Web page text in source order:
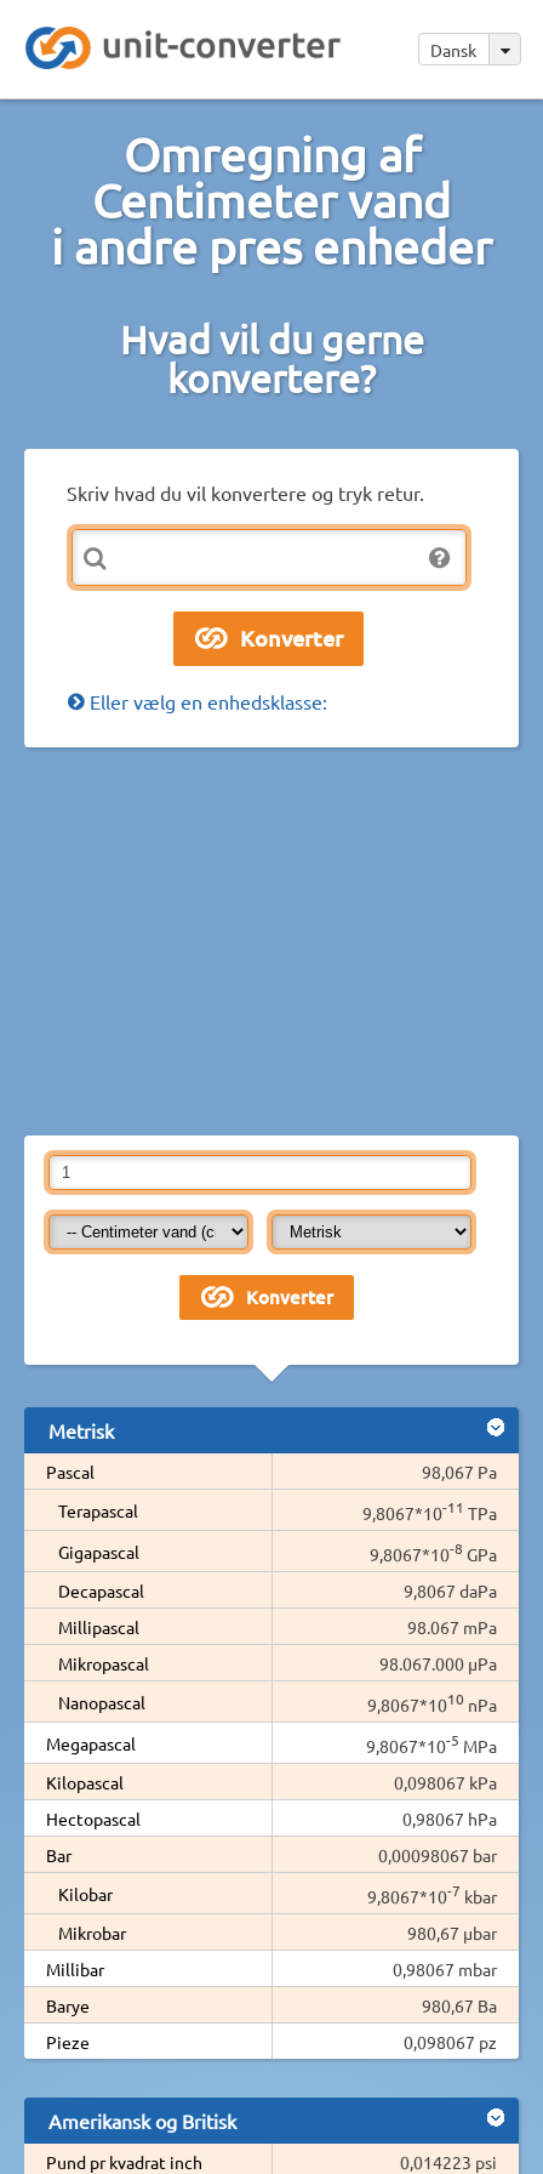
Dansk
Omregning af
Centimeter vand
i andre pres enheder
Hvad vil du gerne
konvertere?
Skriv hvad du vil konvertere og tryk retur.
Eller vælg en enhedsklasse:
Metrisk
Pascal
98,067 Pa
Terapascal
9,8067*10-11 TPa
Gigapascal
9,8067*10-8 GPa
Decapascal
9,8067 daPa
Millipascal
98.067 mPa
Mikropascal
98.067.000 µPa
Nanopascal
9,8067*1010 nPa
Megapascal
9,8067*10-5 MPa
Kilopascal
0,098067 kPa
Hectopascal
0,98067 hPa
Bar
0,00098067 bar
Kilobar
9,8067*10-7 kbar
Mikrobar
980,67 µbar
Millibar
0,98067 mbar
Barye
980,67 Ba
Pieze
0,098067 pz
Amerikansk og Britisk
Pund pr kvadrat inch 0,014223 psi